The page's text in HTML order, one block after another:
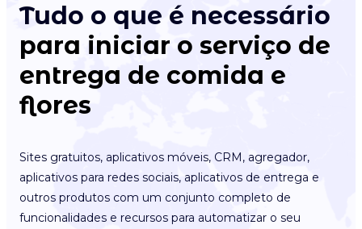
Tudo o que é necessário
para iniciar o serviço de
entrega de comida e
flores
Sites gratuitos, aplicativos móveis, CRM, agregador,
aplicativos para redes sociais, aplicativos de entrega e
outros produtos com um conjunto completo de
funcionalidades e recursos para automatizar o seu